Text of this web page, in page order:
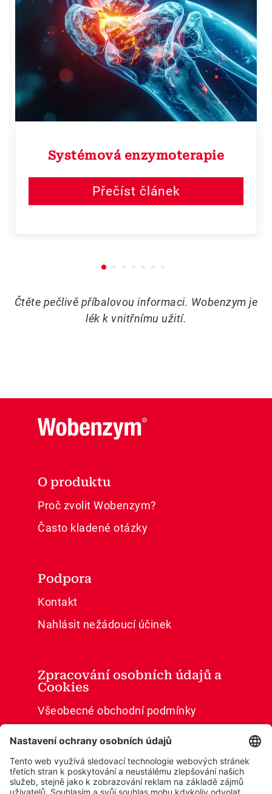
Systémová enzymoterapie
Přečíst článek
Čtěte pečlivě příbalovou informaci. Wobenzym je
lék k vnitřnímu užití.
O produktu
Proč zvolit Wobenzym?
Často kladené otázky
Podpora
Kontakt
Nahlásit nežádoucí účinek
Zpracování osobních údajů a
Cookies
Všeobecné obchodní podmínky
Ochrana osobních údajů
Cookies
Prohlášení o přístupnosti